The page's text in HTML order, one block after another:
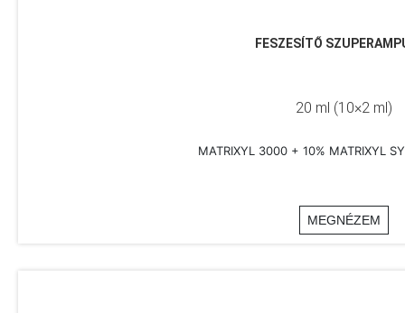
FESZESÍTŐ
20 ml (10×2 ml)
MATRIXYL 3000 + 10% MATRIXYL
MEGNÉZEM